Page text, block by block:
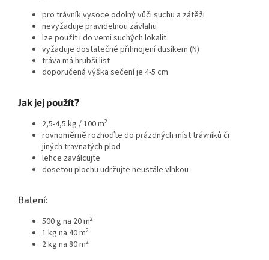
pro trávník vysoce odolný vůči suchu a zátěži
nevyžaduje pravidelnou závlahu
lze použít i do vemi suchých lokalit
vyžaduje dostatečné přihnojení dusíkem (N)
tráva má hrubší list
doporučená výška sečení je 4-5 cm
Jak jej použít?
2,5-4,5 kg / 100 m2
rovnoměrně rozhoďte do prázdných míst trávníků či
jiných travnatých plod
lehce zaválcujte
dosetou plochu udržujte neustále vlhkou
Balení:
500 g na 20 m2
1 kg na 40 m2
2 kg na 80 m2